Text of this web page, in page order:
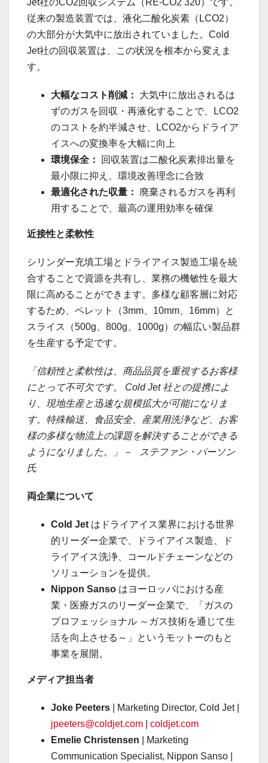
Jet社のCO2回収システム（RE-CO2 320）です。
従来の製造装置では、液化二酸化炭素（LCO2）
の大部分が大気中に放出されていました。Cold
Jet社の回収装置は、この状況を根本から変えま
す。
大幅なコスト削減： 大気中に放出されるは
ずのガスを回収・再液化することで、LCO2
のコストを約半減させ、LCO2からドライア
イスへの変換率を大幅に向上
環境保全：
回収装置は二酸化炭素排出量を
最小限に抑え、環境改善理念に合致
最適化された収量： 廃棄されるガスを再利
用することで、最高の運用効率を確保
近接性と柔軟性
シリンダー充填工場とドライアイス製造工場を統
合することで資源を共有し、業務の機敏性を最大
限に高めることができます。多様な顧客層に対応
するため、ペレット（3mm、10mm、16mm）と
スライス（500g、800g、1000g）の幅広い製品群
を生産する予定です。
「信頼性と柔軟性は、商品品質を重視するお客様
にとって不可欠です。 Cold Jet 社との提携によ
り、現地生産と迅速な規模拡大が可能になりま
す。特殊輸送、食品安全、産業用洗浄など、お客
様の多様な物流上の課題を解決することができる
ようになりました。」－
ステファン・パーソン
氏
両企業について
Cold Jetはドライアイス業界における世界
的リーダー企業で、ドライアイス製造、ド
ライアイス洗浄、コールドチェーンなどの
ソリューションを提供。
Nippon Sanso はヨーロッパにおける産
業・医療ガスのリーダー企業で、「ガスの
プロフェッショナル ～ガス技術を通じて生
活を向上させる～」というモットーのもと
事業を展開。
メディア担当者
Joke Peeters | Marketing Director, Cold Jet |
jpeeters@coldjet.com
coldjet.com
Emelie Christensen | Marketing
Communication Specialist, Nippon Sanso |